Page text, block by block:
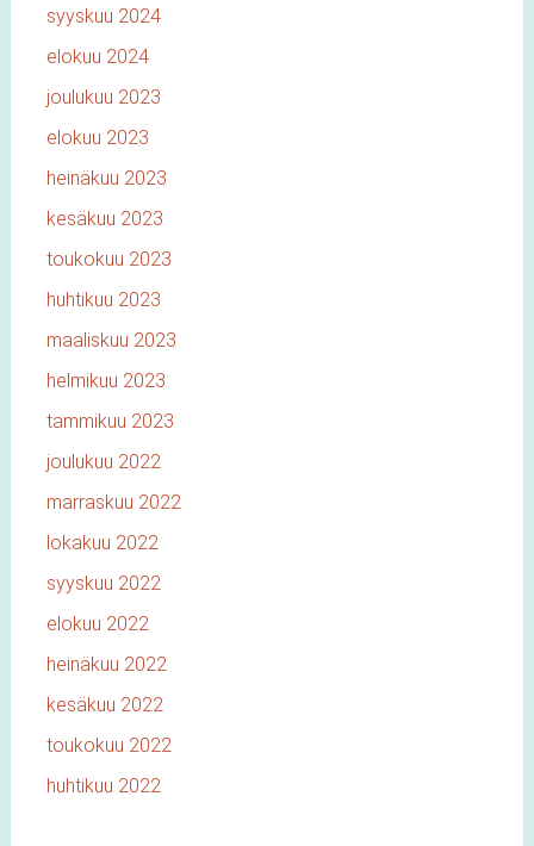
syyskuu 2024
elokuu 2024
joulukuu 2023
elokuu 2023
heinäkuu 2023
kesäkuu 2023
toukokuu 2023
huhtikuu 2023
maaliskuu 2023
helmikuu 2023
tammikuu 2023
joulukuu 2022
marraskuu 2022
lokakuu 2022
syyskuu 2022
elokuu 2022
heinäkuu 2022
kesäkuu 2022
toukokuu 2022
huhtikuu 2022